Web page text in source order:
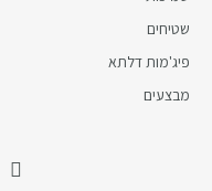
שטיחים
פיג'מות דלתא
מבצעים